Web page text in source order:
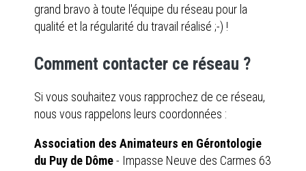
grand bravo à toute l'équipe du réseau pour la
qualité et la régularité du travail réalisé ;-) !
Comment contacter ce réseau ?
Si vous souhaitez vous rapprochez de ce réseau,
nous vous rappelons leurs coordonnées :
Association des Animateurs en Gérontologie
du Puy de Dôme- Impasse Neuve des Carmes 63